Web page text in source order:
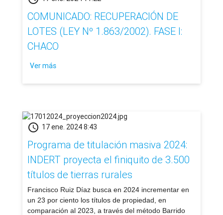
COMUNICADO: RECUPERACIÓN DE
LOTES (LEY Nº 1.863/2002). FASE I:
CHACO
Ver más
schedule 17 ene. 2024 8:43
Programa de titulación masiva 2024:
INDERT proyecta el finiquito de 3.500
títulos de tierras rurales
​Francisco Ruiz Díaz busca en 2024 incrementar en
un 23 por ciento los títulos de propiedad, en
comparación al 2023, a través del método Barrido